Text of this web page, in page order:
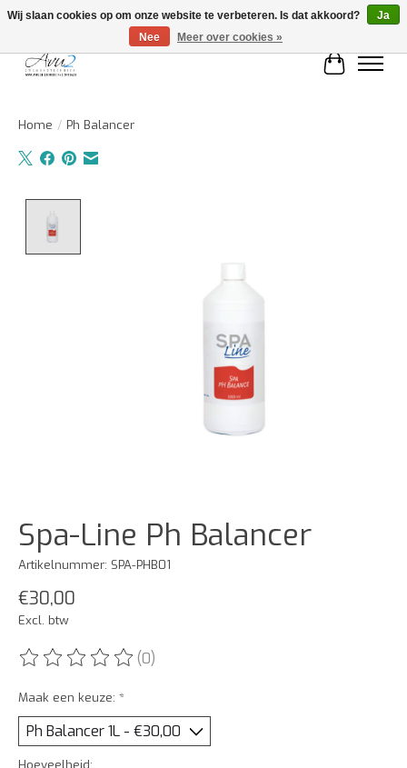
Home / Ph Balancer
Spa-Line Ph Balancer
Artikelnummer: SPA-PHB01
€30,00
Excl. btw
De beoordeling van dit product is
(0)
Maak een keuze: *
Hoeveelheid:
Wij slaan cookies op om onze website te verbeteren. Is dat akkoord?
Ja
Nee
Meer over cookies »